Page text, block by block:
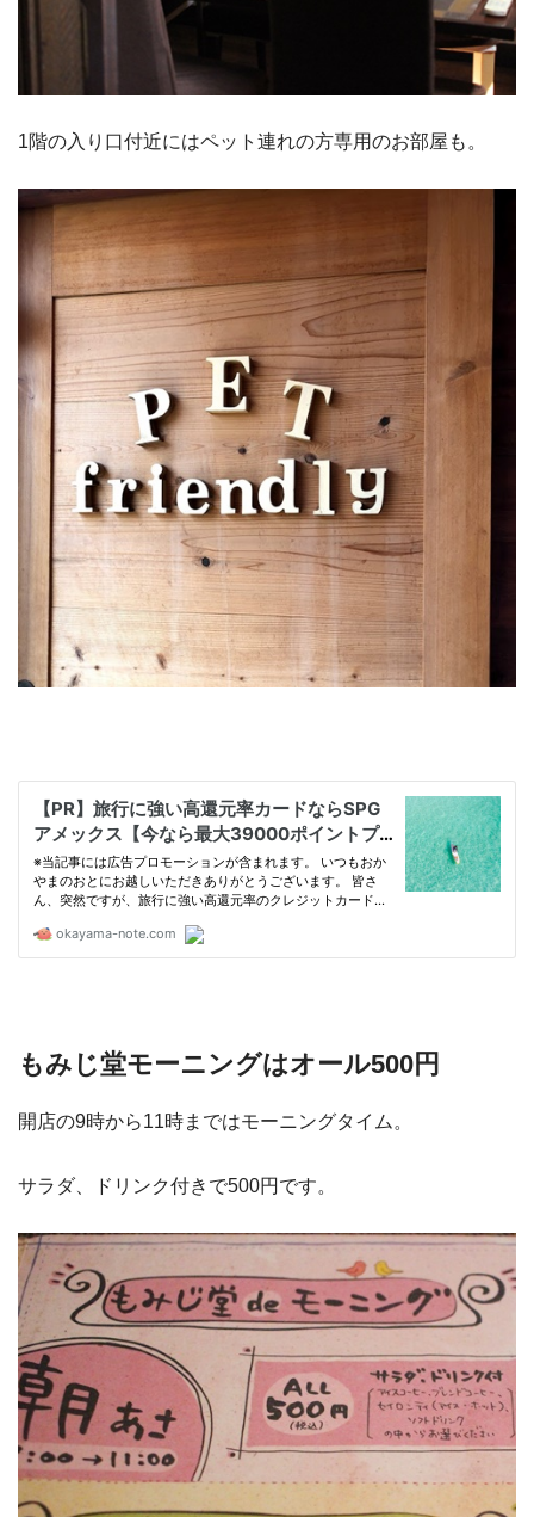
1階の入り口付近にはペット連れの方専用のお部屋も。
もみじ堂モーニングはオール500円
開店の9時から11時まではモーニングタイム。
サラダ、ドリンク付きで500円です。